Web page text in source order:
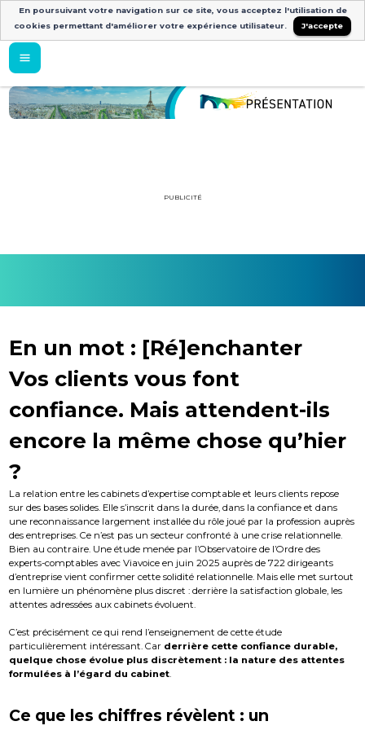
PUBLICITÉ
En un mot : [Ré]enchanter
Vos clients vous font
confiance. Mais attendent-ils
encore la même chose qu’hier
?
La relation entre les cabinets d’expertise comptable et leurs clients repose
sur des bases solides. Elle s’inscrit dans la durée, dans la confiance et dans
une reconnaissance largement installée du rôle joué par la profession auprès
des entreprises. Ce n’est pas un secteur confronté à une crise relationnelle.
Bien au contraire. Une étude menée par l’Observatoire de l’Ordre des
experts-comptables avec Viavoice en juin 2025 auprès de 722 dirigeants
d’entreprise vient confirmer cette solidité relationnelle. Mais elle met surtout
en lumière un phénomène plus discret : derrière la satisfaction globale, les
attentes adressées aux cabinets évoluent.
C’est précisément ce qui rend l’enseignement de cette étude
particulièrement intéressant. Car derrière cette confiance durable,
quelque chose évolue plus discrètement : la nature des attentes
formulées à l’égard du cabinet.
Ce que les chiffres révèlent : un
En poursuivant votre navigation sur ce site, vous acceptez l'utilisation de
cookies permettant d'améliorer votre expérience utilisateur.
J'accepte